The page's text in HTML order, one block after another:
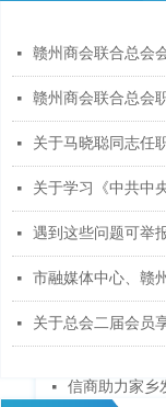
公益事业
넷
넷
넷
넷
넷
넷
넷
넷 赣州商会联合总会
넷 赣州商会联合总会
넷 关于马晓聪同志任
넷
넷 遇到这些问题可举
넷 市融媒体中心、赣
넷 关于总会二届会员